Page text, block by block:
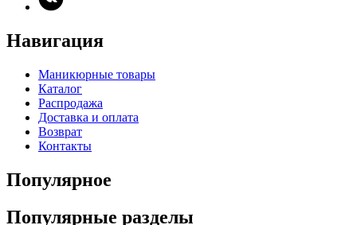
Навигация
Маникюрные товары
Каталог
Распродажа
Доставка и оплата
Возврат
Контакты
Популярное
Популярные разделы